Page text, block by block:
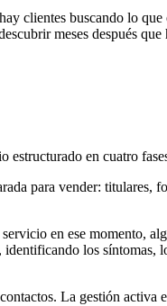
clientes buscando lo
meses después
estructurado en cuatro
para vender: titulares,
en ese momento,
los síntomas,
La gestión activa